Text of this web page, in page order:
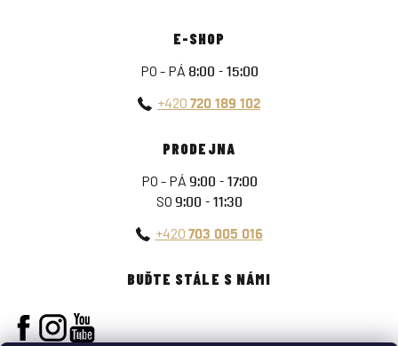
E-SHOP
PO - PÁ 8:00 - 15:00
+420 720 189 102
PRODEJNA
PO - PÁ 9:00 - 17:00
SO 9:00 - 11:30
+420 703 005 016
BUĎTE STÁLE S NÁMI